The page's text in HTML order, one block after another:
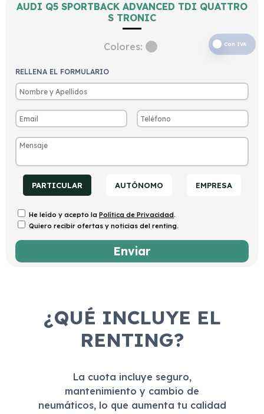
AUDI Q5 SPORTBACK ADVANCED TDI QUATTRO
S TRONIC
Con IVA
Colores:
RELLENA EL FORMULARIO
PARTICULAR AUTÓNOMO EMPRESA
He leído y acepto la Política de Privacidad.
Quiero recibir ofertas y noticias del renting.
¿QUÉ INCLUYE EL
RENTING?
La cuota incluye seguro,
mantenimiento y cambio de
neumáticos, lo que aumenta tu calidad